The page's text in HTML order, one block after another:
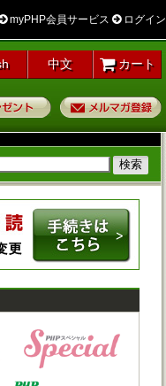
myPHP会員サービス ログイン
中文 カート
プレゼント